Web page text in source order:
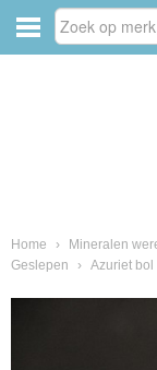
Home › Mineralen
Geslepen
› Azuriet bol
van fossielen